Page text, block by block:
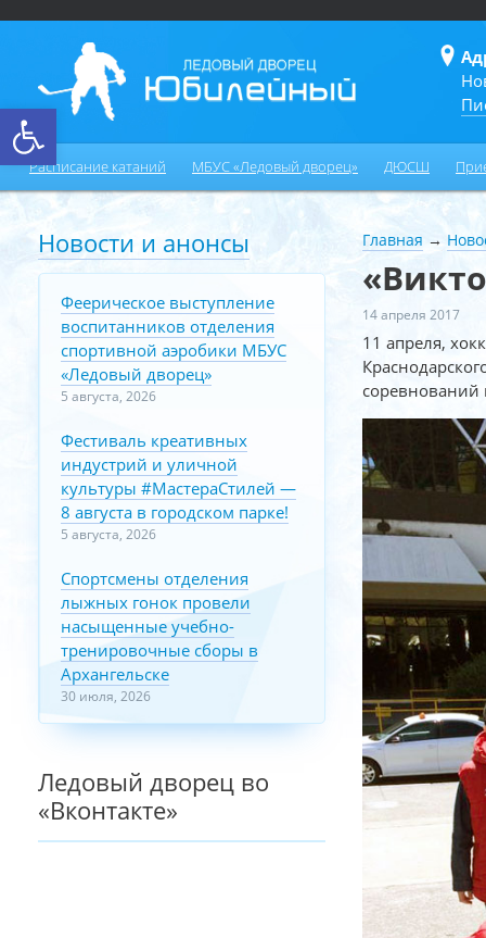
Открыть панель инструментов
Расписание катаний МБУС «Ледовый дворец» ДЮСШ
Главная →
14 апреля 2017
11 апреля,
соревнований
Новости и анонсы
Феерическое выступление
воспитанников отделения
спортивной аэробики МБУС
«Ледовый дворец»
5 августа, 2026
Фестиваль креативных
индустрий и уличной
культуры #МастераСтилей —
8 августа в городском парке!
5 августа, 2026
Спортсмены отделения
лыжных гонок провели
насыщенные учебно-
тренировочные сборы в
Архангельске
30 июля, 2026
Ледовый дворец во
«Вконтакте»